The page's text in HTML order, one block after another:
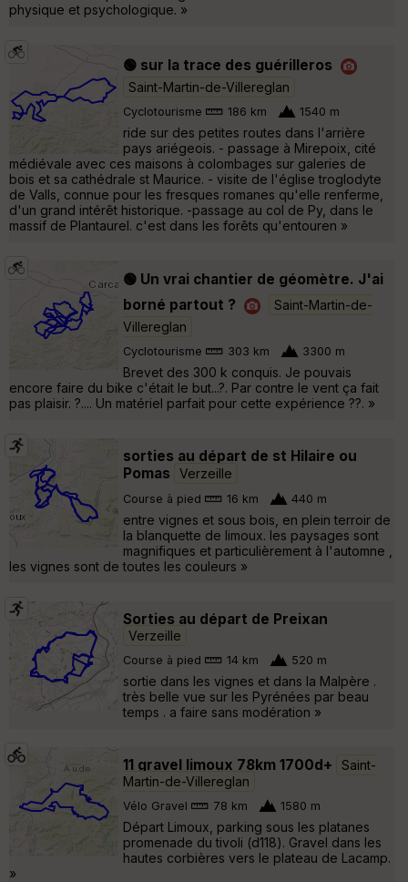
physique et psychologique. »
🟢 sur la trace des guérilleros
Saint-Martin-de-Villereglan
Cyclotourisme 186 km 1540 m
ride sur des petites routes dans l'arrière
pays ariégeois. - passage à Mirepoix, cité
médiévale avec ces maisons à colombages sur galeries de
bois et sa cathédrale st Maurice. - visite de l'église troglodyte
de Valls, connue pour les fresques romanes qu'elle renferme,
d'un grand intérêt historique. -passage au col de Py, dans le
massif de Plantaurel. c'est dans les forêts qu'entouren »
🟢 Un vrai chantier de géomètre. J'ai
borné partout ?
Saint-Martin-de-
Villereglan
Cyclotourisme 303 km 3300 m
Brevet des 300 k conquis. Je pouvais
encore faire du bike c'était le but...?. Par contre le vent ça fait
pas plaisir. ?.... Un matériel parfait pour cette expérience ??. »
sorties au départ de st Hilaire ou
Pomas
Verzeille
Course à pied 16 km 440 m
entre vignes et sous bois, en plein terroir de
la blanquette de limoux. les paysages sont
magnifiques et particulièrement à l'automne ,
les vignes sont de toutes les couleurs »
Sorties au départ de Preixan
Verzeille
Course à pied 14 km 520 m
sortie dans les vignes et dans la Malpère .
très belle vue sur les Pyrénées par beau
temps . a faire sans modération »
11 gravel limoux 78km 1700d+
Saint-
Martin-de-Villereglan
Vélo Gravel 78 km 1580 m
Départ Limoux, parking sous les platanes
promenade du tivoli (d118). Gravel dans les
hautes corbières vers le plateau de Lacamp.
»